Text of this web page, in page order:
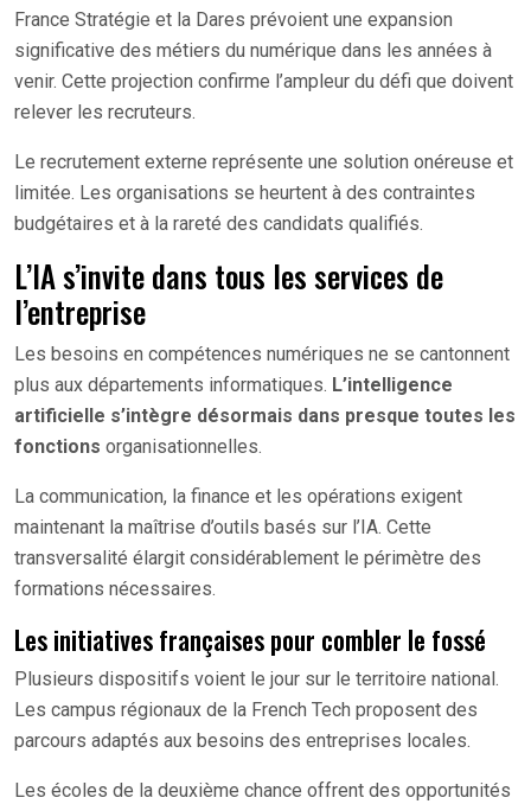
France Stratégie et la Dares prévoient une expansion
significative des métiers du numérique dans les années à
venir. Cette projection confirme l’ampleur du défi que doivent
relever les recruteurs.
Le recrutement externe représente une solution onéreuse et
limitée. Les organisations se heurtent à des contraintes
budgétaires et à la rareté des candidats qualifiés.
L’IA s’invite dans tous les services de
l’entreprise
Les besoins en compétences numériques ne se cantonnent
plus aux départements informatiques. L’intelligence
artificielle s’intègre désormais dans presque toutes les
fonctions organisationnelles.
La communication, la finance et les opérations exigent
maintenant la maîtrise d’outils basés sur l’IA. Cette
transversalité élargit considérablement le périmètre des
formations nécessaires.
Les initiatives françaises pour combler le fossé
Plusieurs dispositifs voient le jour sur le territoire national.
Les campus régionaux de la French Tech proposent des
parcours adaptés aux besoins des entreprises locales.
Les écoles de la deuxième chance offrent des opportunités